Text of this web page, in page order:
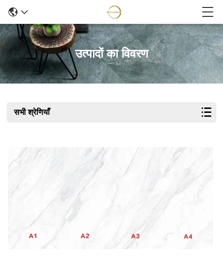
उत्पादों का विवरण
सभी श्रेणियाँ